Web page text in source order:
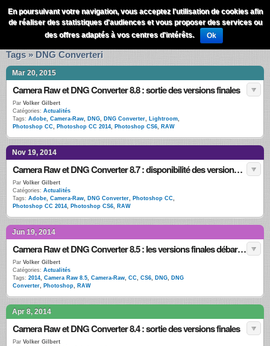
QuestionsPhoto Menu
Tags » DNG Converteri
Mar 20, 2015
Camera Raw et DNG Converter 8.8 : sortie des versions finales
Par Volker Gilbert
Catégories: Actualités
Tags: Adobe, Camera-Raw, DNG, DNG Converter, Lightroom,
Photoshop CC, Photoshop CC 2014, Photoshop CS6, RAW
Nov 19, 2014
Camera Raw et DNG Converter 8.7 : disponibilité des versions finales
Par Volker Gilbert
Catégories: Actualités
Tags: Adobe, Camera-Raw, DNG Converter, Photoshop CC,
Photoshop CC 2014, Photoshop CS6, RAW
Jun 19, 2014
Camera Raw et DNG Converter 8.5 : les versions finales débarquent
Par Volker Gilbert
Catégories: Actualités
Tags: 2014, Camera Raw 8.5, Camera-Raw, CC, CS6, DNG, DNG
Converter, Photoshop, RAW
Apr 8, 2014
Camera Raw et DNG Converter 8.4 : sortie des versions finales
Par Volker Gilbert
En poursuivant votre navigation, vous acceptez l'utilisation de cookies afin
de réaliser des statistiques d'audiences et vous proposer des services ou
des offres adaptés à vos centres d'intérêts.
Ok